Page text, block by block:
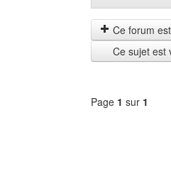
les
messages
depuis
by
Ce forum
Ce sujet est
Page 1 sur 1